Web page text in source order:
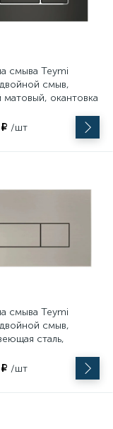
смыва Teymi
смыв,
матовый, окантовка
/шт
смыва Teymi
смыв,
сталь,
/шт